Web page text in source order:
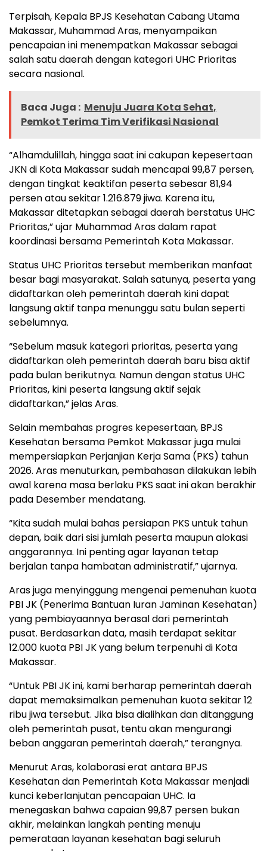
Terpisah, Kepala BPJS Kesehatan Cabang Utama
Makassar, Muhammad Aras, menyampaikan
pencapaian ini menempatkan Makassar sebagai
salah satu daerah dengan kategori UHC Prioritas
secara nasional.
Baca Juga : Menuju Juara Kota Sehat,
Pemkot Terima Tim Verifikasi Nasional
“Alhamdulillah, hingga saat ini cakupan kepesertaan
JKN di Kota Makassar sudah mencapai 99,87 persen,
dengan tingkat keaktifan peserta sebesar 81,94
persen atau sekitar 1.216.879 jiwa. Karena itu,
Makassar ditetapkan sebagai daerah berstatus UHC
Prioritas,” ujar Muhammad Aras dalam rapat
koordinasi bersama Pemerintah Kota Makassar.
Status UHC Prioritas tersebut memberikan manfaat
besar bagi masyarakat. Salah satunya, peserta yang
didaftarkan oleh pemerintah daerah kini dapat
langsung aktif tanpa menunggu satu bulan seperti
sebelumnya.
“Sebelum masuk kategori prioritas, peserta yang
didaftarkan oleh pemerintah daerah baru bisa aktif
pada bulan berikutnya. Namun dengan status UHC
Prioritas, kini peserta langsung aktif sejak
didaftarkan,” jelas Aras.
Selain membahas progres kepesertaan, BPJS
Kesehatan bersama Pemkot Makassar juga mulai
mempersiapkan Perjanjian Kerja Sama (PKS) tahun
2026. Aras menuturkan, pembahasan dilakukan lebih
awal karena masa berlaku PKS saat ini akan berakhir
pada Desember mendatang.
“Kita sudah mulai bahas persiapan PKS untuk tahun
depan, baik dari sisi jumlah peserta maupun alokasi
anggarannya. Ini penting agar layanan tetap
berjalan tanpa hambatan administratif,” ujarnya.
Aras juga menyinggung mengenai pemenuhan kuota
PBI JK (Penerima Bantuan Iuran Jaminan Kesehatan)
yang pembiayaannya berasal dari pemerintah
pusat. Berdasarkan data, masih terdapat sekitar
12.000 kuota PBI JK yang belum terpenuhi di Kota
Makassar.
“Untuk PBI JK ini, kami berharap pemerintah daerah
dapat memaksimalkan pemenuhan kuota sekitar 12
ribu jiwa tersebut. Jika bisa dialihkan dan ditanggung
oleh pemerintah pusat, tentu akan mengurangi
beban anggaran pemerintah daerah,” terangnya.
Menurut Aras, kolaborasi erat antara BPJS
Kesehatan dan Pemerintah Kota Makassar menjadi
kunci keberlanjutan pencapaian UHC. Ia
menegaskan bahwa capaian 99,87 persen bukan
akhir, melainkan langkah penting menuju
pemerataan layanan kesehatan bagi seluruh